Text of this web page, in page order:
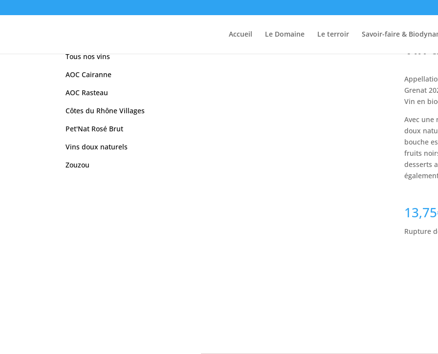
Accueil Le Domaine Le terroir Savoir-faire &
Tous nos vins
AOC Cairanne
AOC Rasteau
Côtes du Rhône Villages
Pet'Nat Rosé Brut
Vins doux naturels
Zouzou
Vin
Grenat
Vin en
Avec une
doux
bouche
fruits
desserts
13,75
Rupture